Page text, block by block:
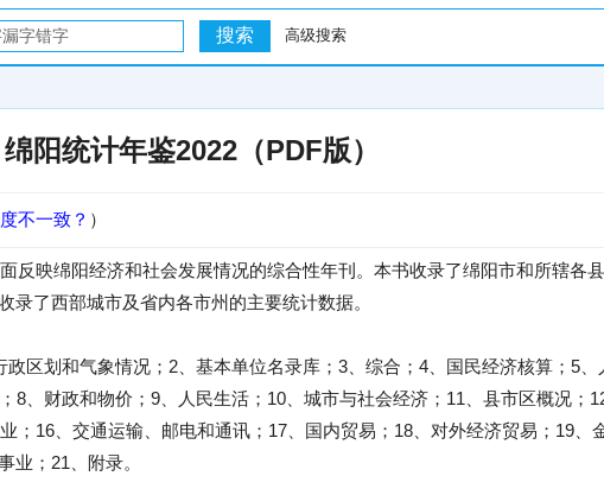
高级搜索
绵阳统计年鉴2022（PDF版）
不一致？ ）
反映绵阳经济和社会发展情况的综合性年刊。本书收录了绵阳市和所辖各
录了西部城市及省内各市州的主要统计数据。
区划和气象情况；2、基本单位名录库；3、综合；4、国民经济核算；5
8、财政和物价；9、人民生活；10、城市与社会经济；11、县市区概况；
；16、交通运输、邮电和通讯；17、国内贸易；18、对外经济贸易；19、
业；21、附录。